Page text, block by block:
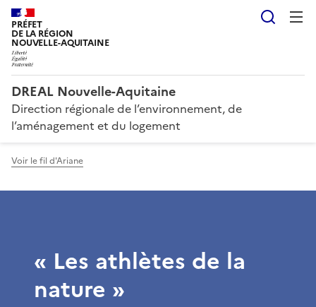
PRÉFET
DE LA RÉGION
NOUVELLE-AQUITAINE
DREAL Nouvelle-Aquitaine
Direction régionale de l’environnement, de
l’aménagement et du logement
Voir le fil d'Ariane
« Les athlètes de la
nature »